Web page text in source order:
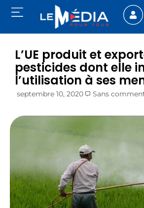
L’UE produit et
pesticides dont elle
l’utilisation à ses
septembre 10, 2020 Sans